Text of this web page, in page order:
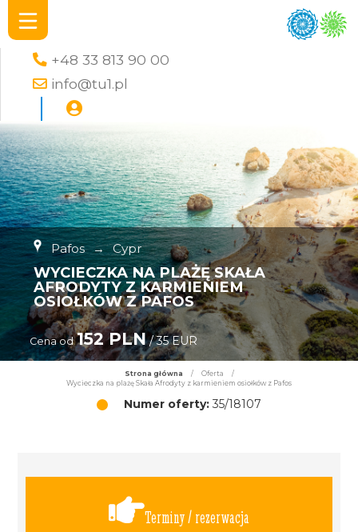
+48 33 813 90 00
info@tu1.pl
Pafos → Cypr
WYCIECZKA NA PLAŻĘ SKAŁA
AFRODYTY Z KARMIENIEM
OSIOŁKÓW Z PAFOS
Cena od 152 PLN/ 35 EUR
Strona główna / Oferta
/
Wycieczka na plażę Skała Afrodyty z karmieniem osiołków z Pafos
Numer oferty: 35/18107
Terminy / rezerwacja